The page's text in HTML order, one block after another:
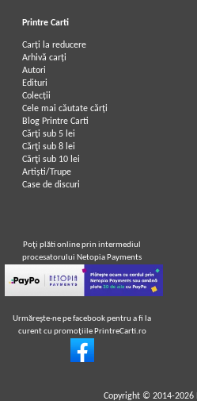
Printre Carti
Carți la reducere
Arhivă carți
Autori
Edituri
Colecții
Cele mai căutate cărți
Blog Printre Carti
Cărţi sub 5 lei
Cărţi sub 8 lei
Cărţi sub 10 lei
Artiști/Trupe
Case de discuri
Poţi plăti online prin intermediul
procesatorului Netopia Payments
Urmăreşte-ne pe facebook pentru a fi la
curent cu promoţiile PrintreCarti.ro
Copyright © 2014-2026